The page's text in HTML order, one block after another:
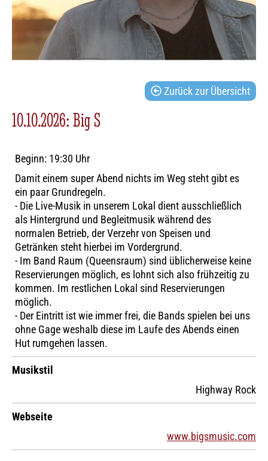
Zurück zur Übersicht
10.10.2026: Big S
Beginn: 19:30 Uhr
Damit einem super Abend nichts im Weg steht gibt es
ein paar Grundregeln.
- Die Live-Musik in unserem Lokal dient ausschließlich
als Hintergrund und Begleitmusik während des
normalen Betrieb, der Verzehr von Speisen und
Getränken steht hierbei im Vordergrund.
- Im Band Raum (Queensraum) sind üblicherweise keine
Reservierungen möglich, es lohnt sich also frühzeitig zu
kommen. Im restlichen Lokal sind Reservierungen
möglich.
- Der Eintritt ist wie immer frei, die Bands spielen bei uns
ohne Gage weshalb diese im Laufe des Abends einen
Hut rumgehen lassen.
Musikstil
Highway Rock
Webseite
www.bigsmusic.com